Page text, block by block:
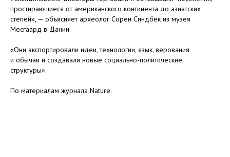
простирающиеся от американского континента до азиатских
степей», — объясняет археолог Сорен Синдбек из музея
Месгаард в Дании.
«Они экспортировали идеи, технологии, язык, верования
и обычаи и создавали новые социально-политические
структуры».
По материалам журнала Nature.